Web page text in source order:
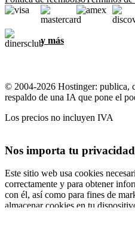
y más
© 2004-2026 Hostinger: publica,
respaldo de una IA que pone el
Los precios no incluyen IVA
Nos importa tu privacidad
Este sitio web usa cookies
correctamente y para obtener
con él, así como para fines de
almacenar cookies en tu